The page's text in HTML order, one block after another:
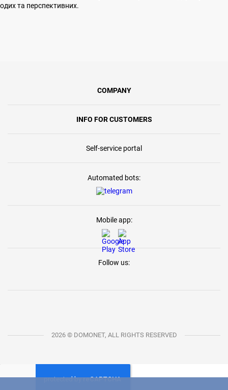
та перспективних.
COMPANY
INFO FOR CUSTOMERS
Self-service portal
Automated bots:
Mobile app:
Follow us:
2026 © DOMONET, ALL RIGHTS RESERVED